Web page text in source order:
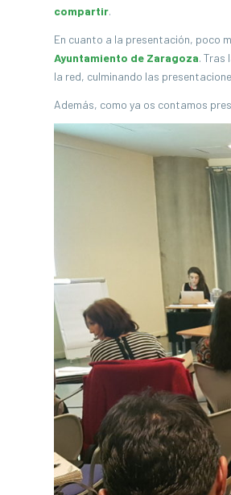
compartir.
En cuanto a la presentación, poco
Ayuntamiento de Zaragoza. Tras
la red, culminando las
Además, como ya os contamos